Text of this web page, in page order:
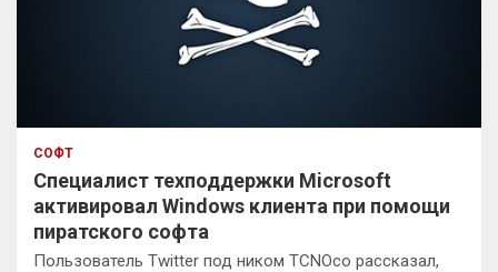
СОФТ
Специалист техподдержки Microsoft
активировал Windows клиента при помощи
пиратского софта
Пользователь Twitter под ником TCNOco рассказал,